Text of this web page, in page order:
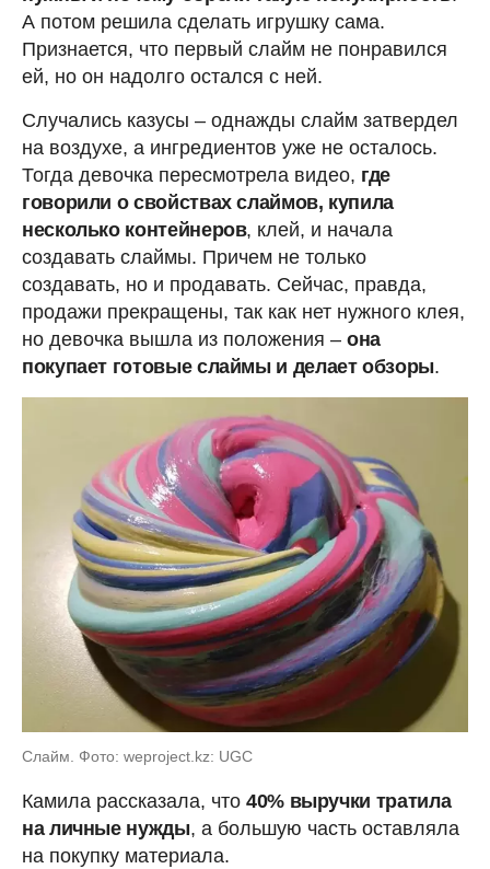
А потом решила сделать игрушку сама.
Признается, что первый слайм не понравился
ей, но он надолго остался с ней.
Случались казусы – однажды слайм затвердел
на воздухе, а ингредиентов уже не осталось.
Тогда девочка пересмотрела видео, где
говорили о свойствах слаймов, купила
несколько контейнеров, клей, и начала
создавать слаймы. Причем не только
создавать, но и продавать. Сейчас, правда,
продажи прекращены, так как нет нужного клея,
но девочка вышла из положения – она
покупает готовые слаймы и делает обзоры.
Слайм. Фото: weproject.kz: UGC
Камила рассказала, что 40% выручки тратила
на личные нужды, а большую часть оставляла
на покупку материала.